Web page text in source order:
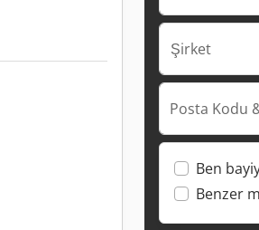
Şirket
Posta Kodu
Ben
Benzer